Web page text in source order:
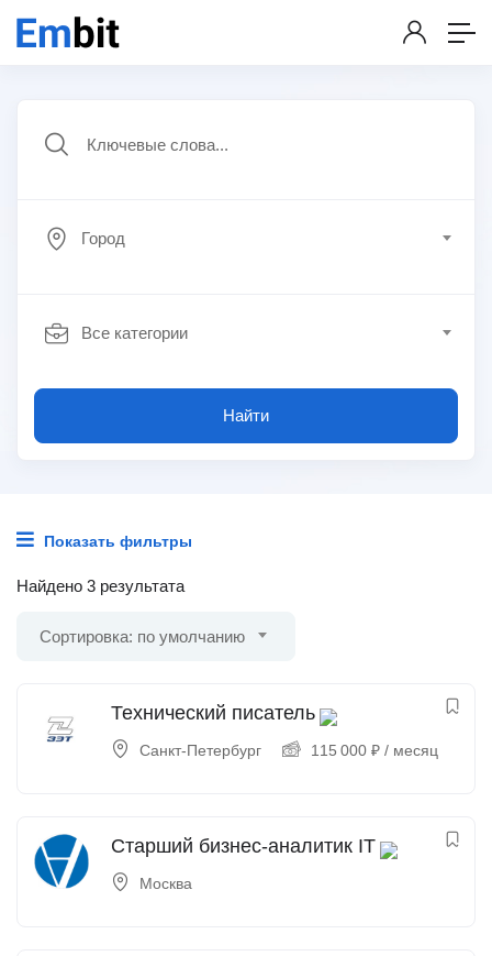
Город
Все категории
Найти
Показать фильтры
Найдено 3 результата
Сортировка: по умолчанию
Технический писатель
Санкт-Петербург 115 000 ₽ / месяц
Старший бизнес-аналитик IT
Москва